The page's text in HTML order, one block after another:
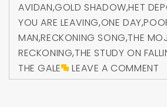
AVIDAN,GOLD SHADOW,HET
YOU ARE LEAVING,ONE DAY,
MAN,RECKONING SONG,THE
RECKONING,THE STUDY ON
THE GALE
LEAVE A COMMENT